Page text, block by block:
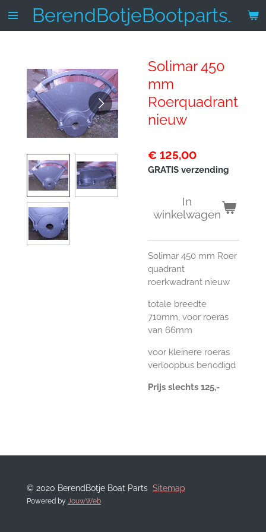
Ga
BerendBotjeBootparts.nl
Solimar 450
mm
Roerquadrant
nieuw
€ 125,00
GRATIS verzending
In
winkelwagen
Solimar 450 mm Roer
quadrant
roerkwadrant nieuw
totale breedte
710mm, voor roeras
van 66mm
voor kleinere roeras
verloopbus benodigd
Prijs slechts 125,-
© 2020 BerendBotje Boat Parts Sitemap
Powered by JouwWeb